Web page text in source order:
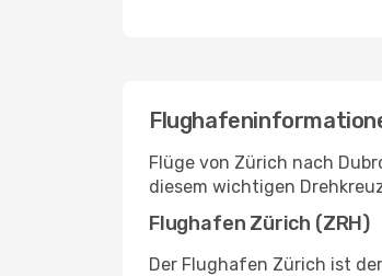
Flüge von Zürich nach
diesem wichtigen
Flughafen Zürich (ZRH)
Der Flughafen Zürich ist